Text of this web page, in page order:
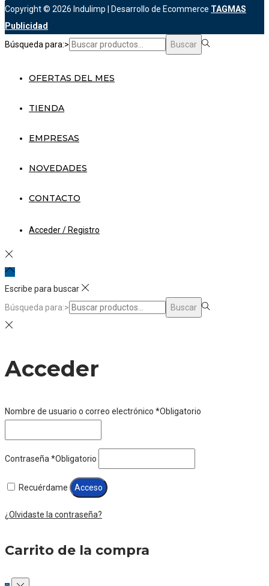
Copyright © 2026 Indulimp | Desarrollo de Ecommerce TAGMAS
Publicidad
Búsqueda para:>
Buscar
OFERTAS DEL MES
TIENDA
EMPRESAS
NOVEDADES
CONTACTO
Acceder / Registro
Escribe para buscar
Búsqueda para:>
Buscar
Acceder
Nombre de usuario o correo electrónico *Obligatorio
Contraseña *Obligatorio
Recuérdame Acceso
¿Olvidaste la contraseña?
Carrito de la compra